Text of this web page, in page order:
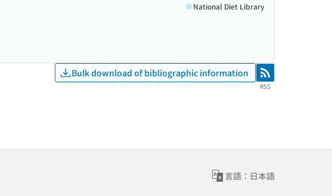
National Diet Library
Bulk download of bibliographic information RSS
RSS
言語：日本語